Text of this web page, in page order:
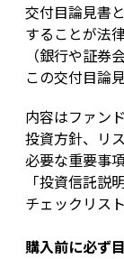
交付目論見書
することが法
（銀行や証
この交付目論
内容はファン
投資方針、リ
必要な重要事
「投資信託説
チェックリス
購入前に必ず